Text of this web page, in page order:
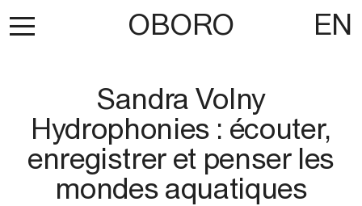
OBORO EN
Sandra Volny
Hydrophonies : écouter,
enregistrer et penser les
mondes aquatiques